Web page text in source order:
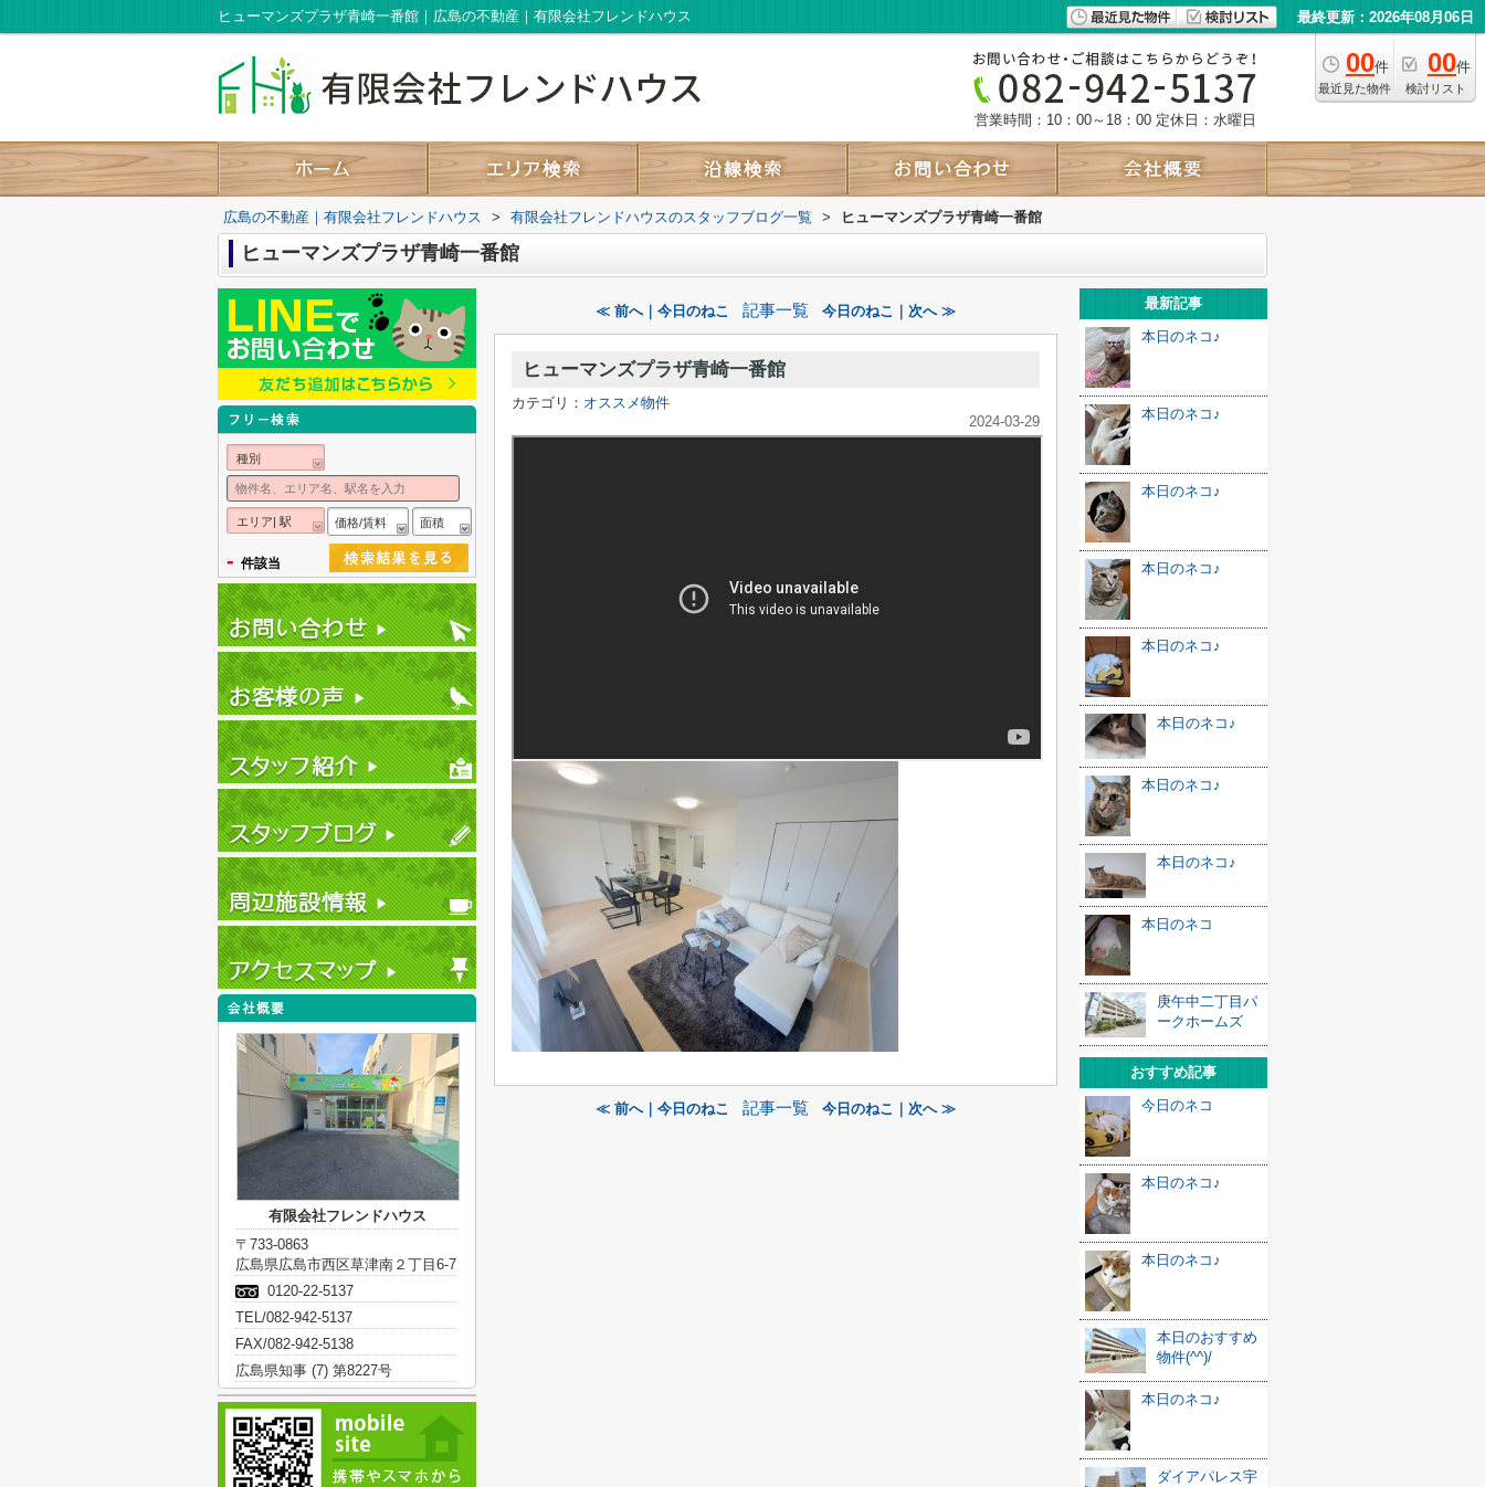
ヒューマンズプラザ青崎一番館｜広島の不動産｜有限会社フレンドハウス 最終更新：2026年08月06日
00件
最近見た物件
00件
検討リスト
営業時間：10：00～18：00 定休日：水曜日
広島の不動産｜有限会社フレンドハウス > 有限会社フレンドハウスのスタッフブログ一覧 > ヒューマンズプラザ青崎一番館
ヒューマンズプラザ青崎一番館
≪ 前へ｜今日のねこ 記事一覧 今日のねこ｜次へ ≫
ヒューマンズプラザ青崎一番館
カテゴリ： オススメ物件
2024-03-29
≪ 前へ｜今日のねこ 記事一覧 今日のねこ｜次へ ≫
最新記事
本日のネコ♪
本日のネコ♪
本日のネコ♪
本日のネコ♪
本日のネコ♪
本日のネコ♪
本日のネコ♪
本日のネコ♪
本日のネコ
庚午中二丁目パ
ークホームズ
おすすめ記事
今日のネコ
本日のネコ♪
本日のネコ♪
本日のおすすめ
物件(^^)/
本日のネコ♪
ダイアパレス宇
種別
エリア| 駅 価格/賃料 面積
- 件該当
有限会社フレンドハウス
〒733-0863
広島県広島市西区草津南２丁目6-7
0120-22-5137
TEL/082-942-5137
FAX/082-942-5138
広島県知事 (7) 第8227号